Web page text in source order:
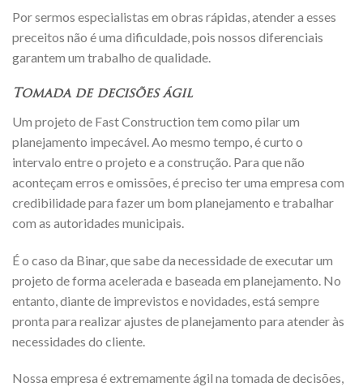
Por sermos especialistas em obras rápidas, atender a esses
preceitos não é uma dificuldade, pois nossos diferenciais
garantem um trabalho de qualidade.
Tomada de decisões ágil
Um projeto de Fast Construction tem como pilar um
planejamento impecável. Ao mesmo tempo, é curto o
intervalo entre o projeto e a construção. Para que não
aconteçam erros e omissões, é preciso ter uma empresa com
credibilidade para fazer um bom planejamento e trabalhar
com as autoridades municipais.
É o caso da Binar, que sabe da necessidade de executar um
projeto de forma acelerada e baseada em planejamento. No
entanto, diante de imprevistos e novidades, está sempre
pronta para realizar ajustes de planejamento para atender às
necessidades do cliente.
Nossa empresa é extremamente ágil na tomada de decisões,